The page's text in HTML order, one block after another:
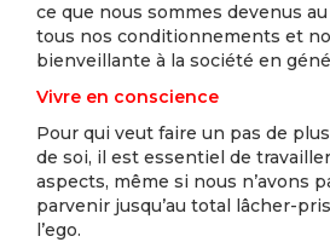
ce que nous sommes devenus
tous nos conditionnements et
bienveillante à la société en
Vivre en conscience
Pour qui veut faire un pas de
de soi, il est essentiel de
aspects, même si nous n’avons
parvenir jusqu’au total lâcher-
l’ego.